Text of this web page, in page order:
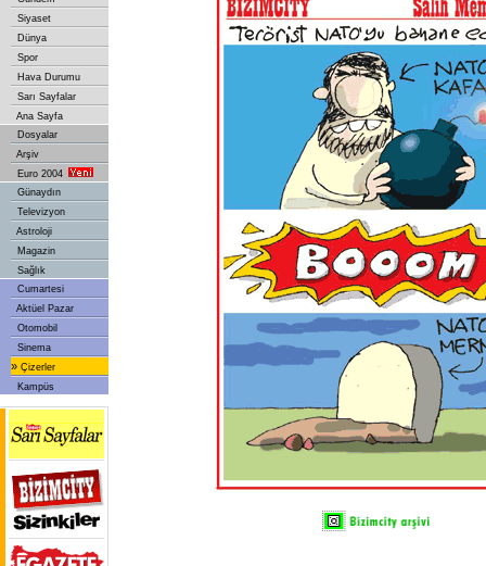
Siyaset
Dünya
Spor
Hava Durumu
Sarı Sayfalar
Ana Sayfa
Dosyalar
Arşiv
Euro 2004
Günaydın
Televizyon
Astroloji
Magazin
Sağlık
Cumartesi
Aktüel Pazar
Otomobil
Sinema
» Çizerler
Kampüs